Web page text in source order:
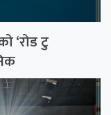
‘रोड टु